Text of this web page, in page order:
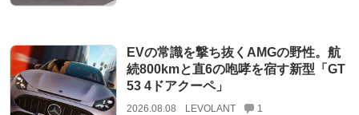
EVの常識を撃ち抜くAMGの野性。航
続800kmと直6の咆哮を宿す新型「GT
53 4ドアクーペ」
2026.08.08 LEVOLANT 1